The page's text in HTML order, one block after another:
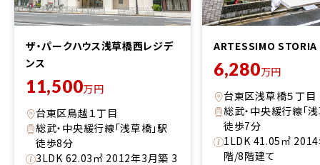
ザ・パークハウス浅草橋西レジデ
ンス
11,500万円
台東区鳥越１丁目
総武・中央緩行線「浅草橋」駅
徒歩8分
3LDK 62.03㎡ 2012年3月築 3
ARTESSIMO STORIA
6,280万円
台東区浅草橋５丁目
総武・中央緩行線「
徒歩7分
1LDK 41.05㎡
階/8階建て